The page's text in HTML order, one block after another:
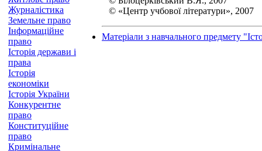
Журналістика
Земельне право
Інформаційне
право
Історія держави і
права
Історія
економіки
Історія України
Конкурентне
право
Конституційне
право
Кримінальне
© «Центр учбової літератури», 2007
Матеріали з навчального предмету